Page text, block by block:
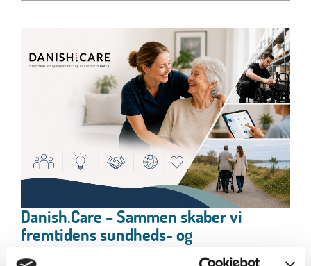
Danish.Care – Sammen skaber vi
fremtidens sundheds- og
velfærdsløsninger